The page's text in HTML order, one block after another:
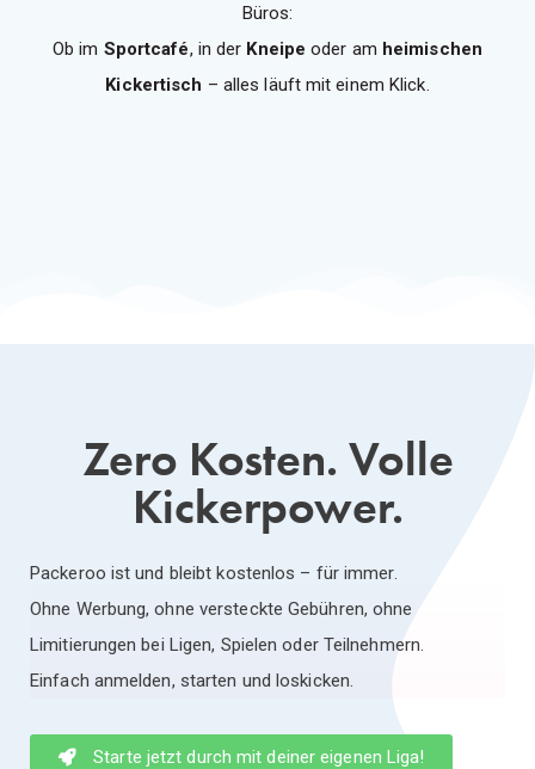
Büros:
Ob im Sportcafé, in der Kneipe oder am heimischen
Kickertisch – alles läuft mit einem Klick.
Zero Kosten. Volle
Kickerpower.
Packeroo ist und bleibt kostenlos – für immer.
Ohne Werbung, ohne versteckte Gebühren, ohne
Limitierungen bei Ligen, Spielen oder Teilnehmern.
Einfach anmelden, starten und loskicken.
Starte jetzt durch mit deiner eigenen Liga!